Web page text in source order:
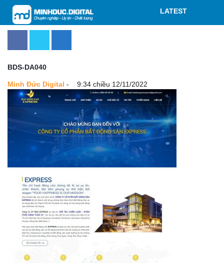
LATEST
BDS-DA040
Minh Đức Digital - 9:34 chiều 12/11/2022